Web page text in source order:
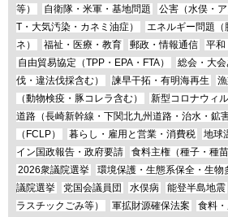
等）
自衛隊・米軍・基地問題
公害（水俣・
T・大気汚染・カネミ油症）
エネルギー問題
ネ）
福祉・医療・教育 郵政・情報通信
平和
自由貿易協定（TPP・EPA・FTA）
総会・大
伐・違法伐採含む）
諫早干拓・有明海再生
（動物検疫・豚コレラ含む）
新型コロナウィ
道路（長崎新幹線・下関北九州道路・治水・鉱害
（FCLP）
暮らし・雇用と営業・消費税 地球
イン国政報告・政府要請
食料主権（種子・種
2026衆議院選挙
環境保護・生態系保全・生物
議院選挙
党国会議員団 水俣病 能登半島地震
ラスチックごみ等）
軍拡財源確保法案 食料